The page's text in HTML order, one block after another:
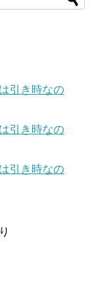
引き時なの
引き時なの
引き時なの